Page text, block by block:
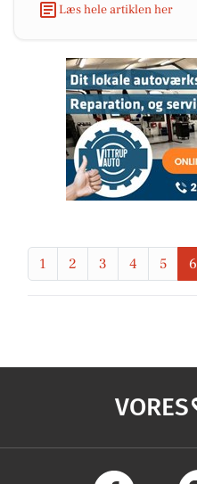
Læs hele artiklen her
1 2 3 4 5 6
VORES